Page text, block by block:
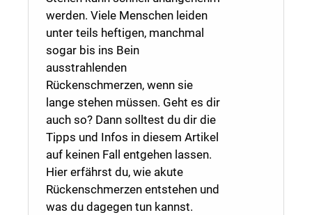
werden. Viele Menschen leiden
unter teils heftigen, manchmal
sogar bis ins Bein
ausstrahlenden
Rückenschmerzen, wenn sie
lange stehen müssen. Geht es dir
auch so? Dann solltest du dir die
Tipps und Infos in diesem Artikel
auf keinen Fall entgehen lassen.
Hier erfährst du, wie akute
Rückenschmerzen entstehen und
was du dagegen tun kannst.